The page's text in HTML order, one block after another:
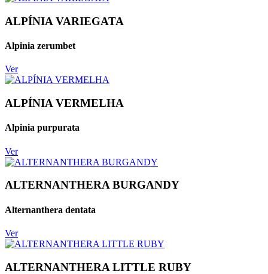
ALPÍNIA VARIEGATA
Alpinia zerumbet
Ver
ALPÍNIA VERMELHA
Alpinia purpurata
Ver
ALTERNANTHERA BURGANDY
Alternanthera dentata
Ver
ALTERNANTHERA LITTLE RUBY